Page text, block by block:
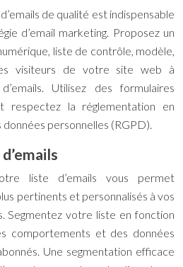
de qualité est indispensable
d’email marketing. Proposez un
liste de contrôle, modèle,
visiteurs de votre site web à
Utilisez des formulaires
respectez la réglementation en
personnelles (RGPD).
liste d’emails vous permet
pertinents et personnalisés à vos
Segmentez votre liste en fonction
comportements et des données
Une segmentation efficace